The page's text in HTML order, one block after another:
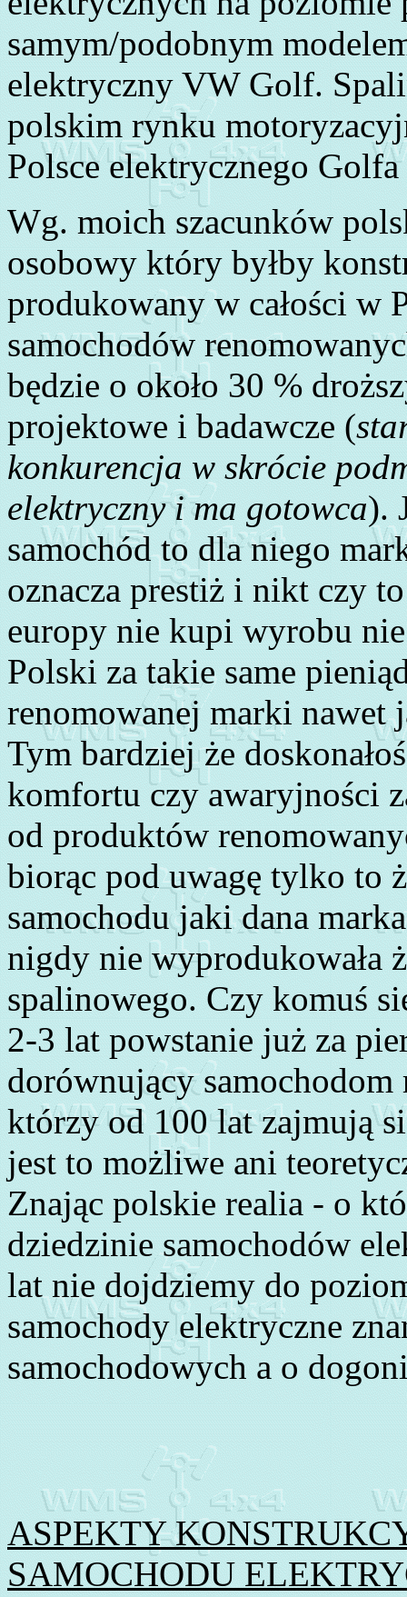
samym/podobnym
elektryczny VW Golf.
polskim rynku
Polsce elektrycznego Golfa
Wg. moich szacunków
osobowy który byłby
produkowany w całości w
samochodów
będzie o około 30 %
projektowe i badawcze (
konkurencja w skrócie
elektryczny i ma gotowca).
samochód to dla niego
oznacza prestiż i nikt czy
europy nie kupi wyrobu
Polski za takie same
renomowanej marki nawet
Tym bardziej że
komfortu czy awaryjności
od produktów
biorąc pod uwagę tylko to
samochodu jaki dana
nigdy nie wyprodukowała
spalinowego. Czy komuś
2-3 lat powstanie już za
dorównujący
którzy od 100 lat zajmują
jest to możliwe ani
Znając polskie realia - o
dziedzinie samochodów
lat nie dojdziemy do
samochody elektryczne
samochodowych a o
ASPEKTY
SAMOCHODU